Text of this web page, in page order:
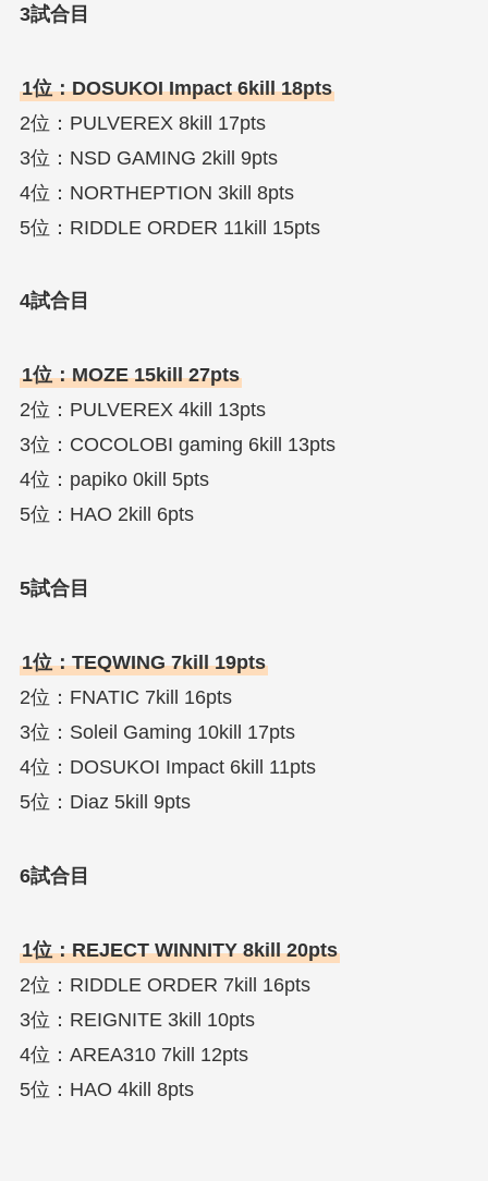
3試合目
1位：DOSUKOI Impact 6kill 18pts
2位：PULVEREX 8kill 17pts
3位：NSD GAMING 2kill 9pts
4位：NORTHEPTION 3kill 8pts
5位：RIDDLE ORDER 11kill 15pts
4試合目
1位：MOZE 15kill 27pts
2位：PULVEREX 4kill 13pts
3位：COCOLOBI gaming 6kill 13pts
4位：papiko 0kill 5pts
5位：HAO 2kill 6pts
5試合目
1位：TEQWING 7kill 19pts
2位：FNATIC 7kill 16pts
3位：Soleil Gaming 10kill 17pts
4位：DOSUKOI Impact 6kill 11pts
5位：Diaz 5kill 9pts
6試合目
1位：REJECT WINNITY 8kill 20pts
2位：RIDDLE ORDER 7kill 16pts
3位：REIGNITE 3kill 10pts
4位：AREA310 7kill 12pts
5位：HAO 4kill 8pts